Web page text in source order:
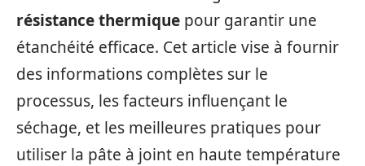
résistance thermique pour garantir une
étanchéité efficace. Cet article vise à fournir
des informations complètes sur le
processus, les facteurs influençant le
séchage, et les meilleures pratiques pour
utiliser la pâte à joint en haute température